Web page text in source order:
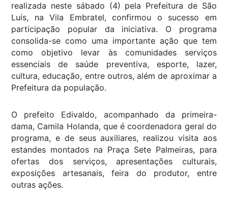
realizada neste sábado (4) pela Prefeitura de São
Luís, na Vila Embratel, confirmou o sucesso em
participação popular da iniciativa. O programa
consolida-se como uma importante ação que tem
como objetivo levar às comunidades serviços
essenciais de saúde preventiva, esporte, lazer,
cultura, educação, entre outros, além de aproximar a
Prefeitura da população.
O prefeito Edivaldo, acompanhado da primeira-
dama, Camila Holanda, que é coordenadora geral do
programa, e de seus auxiliares, realizou visita aos
estandes montados na Praça Sete Palmeiras, para
ofertas dos serviços, apresentações culturais,
exposições artesanais, feira do produtor, entre
outras ações.